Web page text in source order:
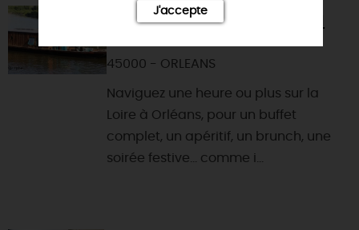
CABOCHÉR, PROMENADES EN
45000 - ORLEANS
Naviguez une heure ou plus sur la
Loire à Orléans, pour un buffet
complet, un apéritif, un brunch, une
soirée festive... comme i...
J'accepte